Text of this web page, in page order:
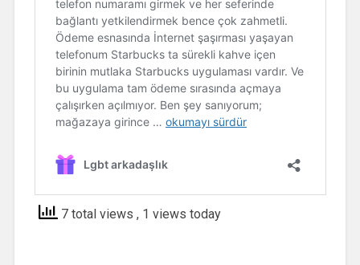
7 total views , 1 views today